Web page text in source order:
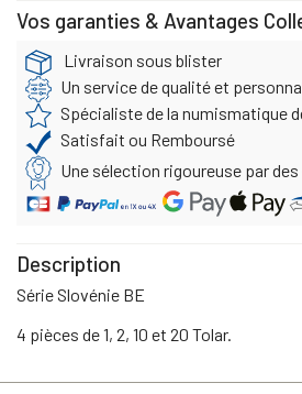
Vos garanties & Avantages
Livraison sous blister
Un service de qualité et
Spécialiste de la numismatique
Satisfait ou Remboursé
Une sélection rigoureuse par
Description
Série Slovénie BE
4 pièces de 1, 2, 10 et 20 Tolar.